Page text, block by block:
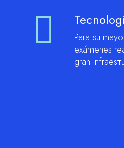
Para su
exámenes
gran